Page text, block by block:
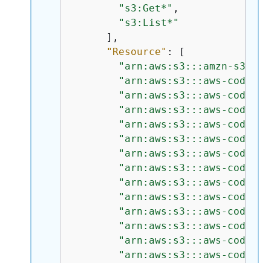
"s3:Get*" ,
"s3:List*"
      ],
"Resource" : [
"arn:aws:s3:::amzn-s3-
"arn:aws:s3:::aws-
"arn:aws:s3:::aws-
"arn:aws:s3:::aws-
"arn:aws:s3:::aws-
"arn:aws:s3:::aws-
"arn:aws:s3:::aws-
"arn:aws:s3:::aws-
"arn:aws:s3:::aws-
"arn:aws:s3:::aws-
"arn:aws:s3:::aws-
"arn:aws:s3:::aws-
"arn:aws:s3:::aws-
"arn:aws:s3:::aws-